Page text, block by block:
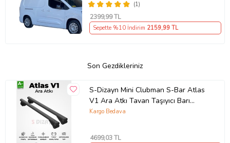
(1)
2399,99 TL
Sepette %10 İndirim 2159,99 TL
Son Gezdikleriniz
S-Dizayn Mini Clubman S-Bar Atlas
V1 Ara Atkı Tavan Taşıyıcı Barı
Siyah 110 Cm 2007-2014 A+ Kalite
Kargo Bedava
4699,03 TL